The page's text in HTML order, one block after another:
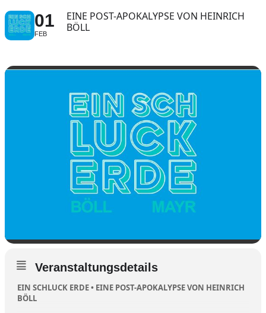
01
FEB
EINE POST-APOKALYPSE VON HEINRICH
BÖLL
Veranstaltungsdetails
EIN SCHLUCK ERDE • EINE POST-APOKALYPSE VON HEINRICH
BÖLL